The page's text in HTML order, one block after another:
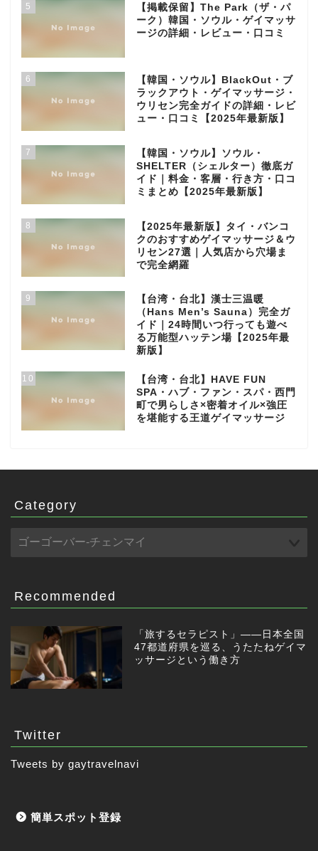
5
【掲載保留】The Park（ザ・パ
ーク）韓国・ソウル・ゲイマッサ
ージの詳細・レビュー・口コミ
6
【韓国・ソウル】BlackOut・ブ
ラックアウト・ゲイマッサージ・
ウリセン完全ガイドの詳細・レビ
ュー・口コミ【2025年最新版】
7
【韓国・ソウル】ソウル・
SHELTER（シェルター）徹底ガ
イド｜料金・客層・行き方・口コ
ミまとめ【2025年最新版】
8
【2025年最新版】タイ・バンコ
クのおすすめゲイマッサージ＆ウ
リセン27選｜人気店から穴場ま
で完全網羅
9
【台湾・台北】漢士三温暖
（Hans Men’s Sauna）完全ガ
イド｜24時間いつ行っても遊べ
る万能型ハッテン場【2025年最
新版】
10
【台湾・台北】HAVE FUN
SPA・ハブ・ファン・スパ・西門
町で男らしさ×密着オイル×強圧
を堪能する王道ゲイマッサージ
Category
Recommended
「旅するセラピスト」——日本全国
47都道府県を巡る、うたたねゲイマ
ッサージという働き方
Twitter
Tweets by gaytravelnavi
簡単スポット登録